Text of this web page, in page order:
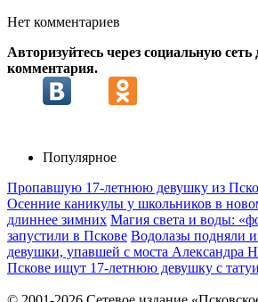
Нет комментариев
Авторизуйтесь через социальную
комментария.
Популярное
Пропавшую 17-летнюю девушку из
Осенние каникулы у школьников в
длиннее зимних Магия света и воды:
запустили в Пскове Водолазы подняли
девушки, упавшей с моста Александра
Пскове ищут 17‑летнюю девушку с